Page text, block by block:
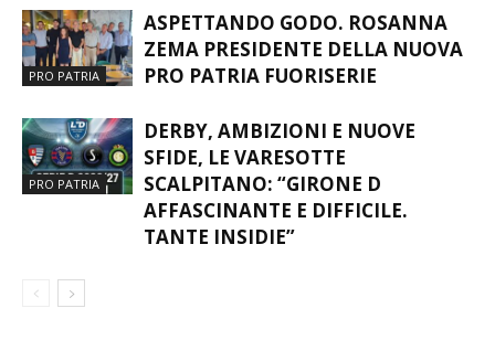
PRO PATRIA
ASPETTANDO GODO. ROSANNA
ZEMA PRESIDENTE DELLA NUOVA
PRO PATRIA FUORISERIE
PRO PATRIA
DERBY, AMBIZIONI E NUOVE
SFIDE, LE VARESOTTE
SCALPITANO: “GIRONE D
AFFASCINANTE E DIFFICILE.
TANTE INSIDIE”